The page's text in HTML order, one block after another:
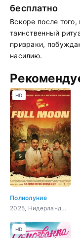
бесплатно
Вскоре после
таинственный
призраки,
насилию.
Полнолуние
2025, Нидерланды, триллер
HD
HD